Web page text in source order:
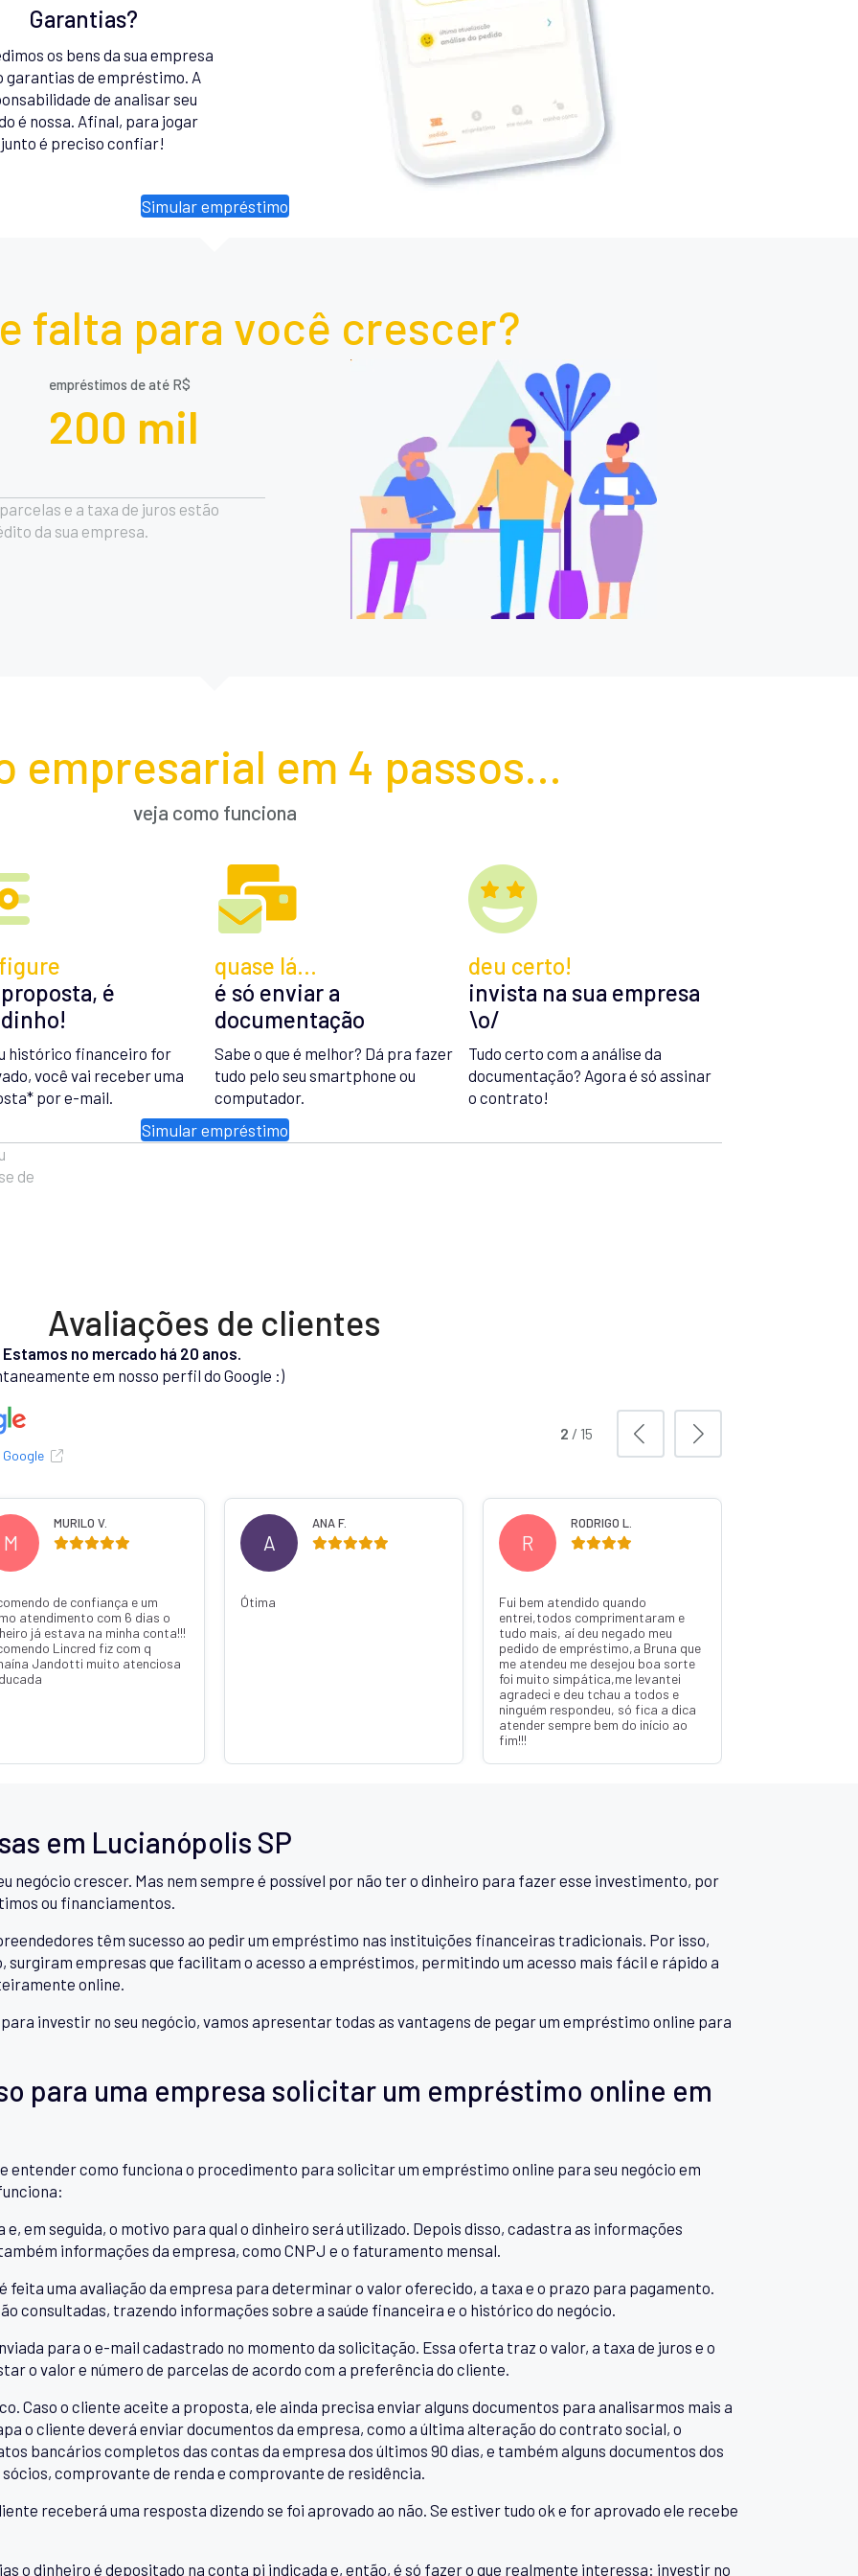
Garantias?
os bens da sua empresa
garantias de empréstimo. A
de analisar seu
é nossa. Afinal, para jogar
junto é preciso confiar!
Simular empréstimo
falta para você crescer?
empréstimos de até R$
200 mil
e a taxa de juros estão
da sua empresa.
empresarial em 4 passos...
veja como funciona
é
histórico financeiro for
você vai receber uma
por e-mail.
quase lá…
é só enviar a
documentação
Sabe o que é melhor? Dá pra fazer
tudo pelo seu smartphone ou
computador.
deu certo!
invista na sua empresa
\o/
Tudo certo com a análise da
documentação? Agora é só assinar
o contrato!
Simular empréstimo
de
Avaliações de clientes
Estamos no mercado há 20 anos.
em nosso perfil do Google :)
Google
M
MURILO V.
de confiança e um
atendimento com 6 dias o
já estava na minha conta!!!
Lincred fiz com q
Jandotti muito atenciosa
A
ANA F.
Ótima
R
RODRIGO L.
Fui bem atendido quando
entrei,todos comprimentaram e
tudo mais, aí deu negado meu
pedido de empréstimo,a Bruna que
me atendeu me desejou boa sorte
foi muito simpática,me levantei
agradeci e deu tchau a todos e
ninguém respondeu, só fica a dica
atender sempre bem do início ao
fim!!!
2 / 15
em Lucianópolis SP
negócio crescer. Mas nem sempre é possível por não ter o dinheiro para fazer esse investimento, por
ou financiamentos.
têm sucesso ao pedir um empréstimo nas instituições financeiras tradicionais. Por isso,
surgiram empresas que facilitam o acesso a empréstimos, permitindo um acesso mais fácil e rápido a
online.
investir no seu negócio, vamos apresentar todas as vantagens de pegar um empréstimo online para
para uma empresa solicitar um empréstimo online em
entender como funciona o procedimento para solicitar um empréstimo online para seu negócio em
em seguida, o motivo para qual o dinheiro será utilizado. Depois disso, cadastra as informações
informações da empresa, como CNPJ e o faturamento mensal.
feita uma avaliação da empresa para determinar o valor oferecido, a taxa e o prazo para pagamento.
consultadas, trazendo informações sobre a saúde financeira e o histórico do negócio.
para o e-mail cadastrado no momento da solicitação. Essa oferta traz o valor, a taxa de juros e o
o valor e número de parcelas de acordo com a preferência do cliente.
Caso o cliente aceite a proposta, ele ainda precisa enviar alguns documentos para analisarmos mais a
o cliente deverá enviar documentos da empresa, como a última alteração do contrato social, o
bancários completos das contas da empresa dos últimos 90 dias, e também alguns documentos dos
comprovante de renda e comprovante de residência.
receberá uma resposta dizendo se foi aprovado ao não. Se estiver tudo ok e for aprovado ele recebe
o dinheiro é depositado na conta pj indicada e, então, é só fazer o que realmente interessa: investir no